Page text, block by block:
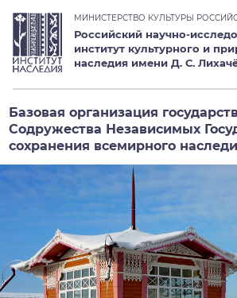
МИНИСТЕРСТВО КУЛЬТУРЫ
Российский научно-
институт культурного и
наследия имени Д. С.
Базовая организация
Содружества Независимых
сохранения всемирного